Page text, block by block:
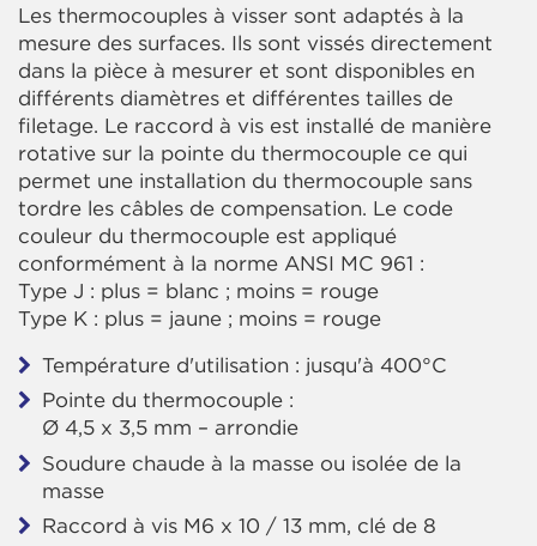
Les thermocouples à visser sont adaptés à la
mesure des surfaces. Ils sont vissés directement
dans la pièce à mesurer et sont disponibles en
différents diamètres et différentes tailles de
filetage. Le raccord à vis est installé de manière
rotative sur la pointe du thermocouple ce qui
permet une installation du thermocouple sans
tordre les câbles de compensation. Le code
couleur du thermocouple est appliqué
conformément à la norme ANSI MC 961 :
Type J : plus = blanc ; moins = rouge
Type K : plus = jaune ; moins = rouge
Température d'utilisation : jusqu'à 400°C
Pointe du thermocouple :
Ø 4,5 x 3,5 mm – arrondie
Soudure chaude à la masse ou isolée de la
masse
Raccord à vis M6 x 10 / 13 mm, clé de 8